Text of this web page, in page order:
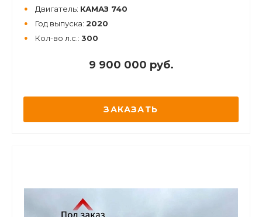
Двигатель: КАМАЗ 740
Год выпуска: 2020
Кол-во л.с.: 300
9 900 000 руб.
ЗАКАЗАТЬ